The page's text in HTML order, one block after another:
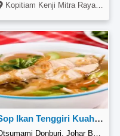
Kopitiam Kenji Mitra Raya Blok A No. 1, Jl. Laksamana Bintan, Batam Kota, Batam
Sop Ikan Tenggiri Kuah Tomyam
Otsumami Donburi, Johar Baru